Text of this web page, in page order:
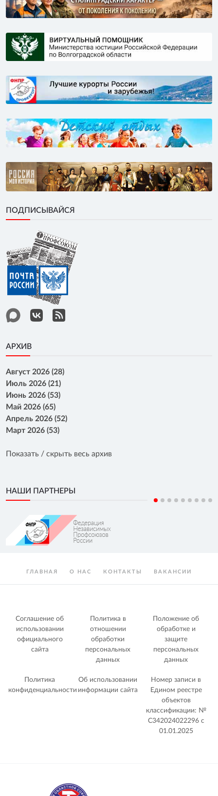
ПОДПИСЫВАЙСЯ
АРХИВ
Август 2026 (28)
Июль 2026 (21)
Июнь 2026 (53)
Май 2026 (65)
Апрель 2026 (52)
Март 2026 (53)
Показать / скрыть весь архив
НАШИ ПАРТНЕРЫ
ГЛАВНАЯ О НАС КОНТАКТЫ ВАКАНСИИ
Соглашение об
использовании
официального
сайта
Политика в
отношении
обработки
персональных
данных
Положение об
обработке и
защите
персональных
данных
Политика
конфиденциальности
Об использовании
информации сайта
Номер записи в
Едином реестре
объектов
классификации: №
С342024022296 c
01.01.2025